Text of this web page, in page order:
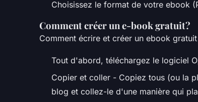
Choisissez le format de votre ebook
Comment créer un e-book gratuit?
Comment écrire et créer un ebook
Tout d'abord, téléchargez le logiciel
Copier et coller - Copiez tous (ou la
blog et collez-le d'une manière qui